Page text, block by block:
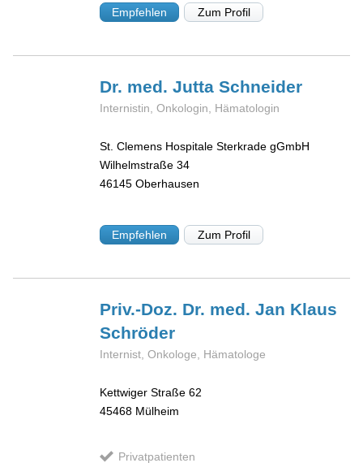
Empfehlen Zum Profil
Dr. med. JuttaSchneider
Internistin, Onkologin, Hämatologin
St. Clemens Hospitale Sterkrade gGmbH
Wilhelmstraße 34
46145 Oberhausen
Empfehlen Zum Profil
Priv.-Doz. Dr. med. Jan Klaus
Schröder
Internist, Onkologe, Hämatologe
Kettwiger Straße 62
45468 Mülheim
Privatpatienten